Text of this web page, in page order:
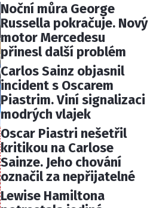
Noční můra George
Russella pokračuje. Nový
motor Mercedesu
přinesl další problém
Carlos Sainz objasnil
incident s Oscarem
Piastrim. Viní signalizaci
modrých vlajek
Oscar Piastri nešetřil
kritikou na Carlose
Sainze. Jeho chování
označil za nepřijatelné
Lewise Hamiltona